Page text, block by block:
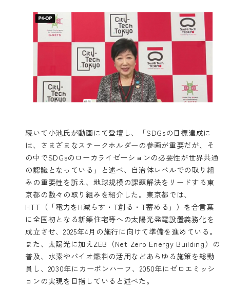
続いて小池氏が動画にて登壇し、「SDGsの目標達成に
は、さまざまなステークホルダーの参画が重要だが、そ
の中でSDGsのローカライゼーションの必要性が世界共通
の認識となっている」と述べ、自治体レベルでの取り組
みの重要性を訴え、地球規模の課題解決をリードする東
京都の数々の取り組みを紹介した。東京都では、
HTT（「電力をH減らす・T創る・T蓄める」）を合言葉
に全国初となる新築住宅等への太陽光発電設置義務化を
成立させ、2025年4月の施行に向けて準備を進めている。
また、太陽光に加えZEB（Net Zero Energy Building）の
普及、水素やバイオ燃料の活用などあらゆる施策を総動
員し、2030年にカーボンハーフ、2050年にゼロエミッシ
ョンの実現を目指していると述べた。